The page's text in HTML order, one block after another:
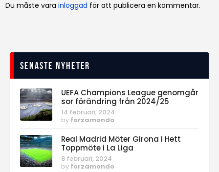
Du måste varainloggad för att publicera en kommentar.
Senaste nyheter
UEFA Champions League genomgår
sor förändring från 2024/25
14 februari, 2024
by forzamondo
Real Madrid Möter Girona i Hett
Toppmöte i La Liga
8 februari, 2024
by forzamondo